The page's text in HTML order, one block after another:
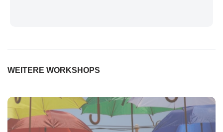
WEITERE WORKSHOPS